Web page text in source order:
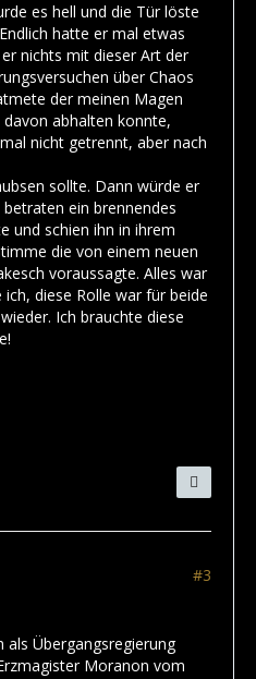
es hell und die Tür löste
hatte er mal etwas
nichts mit dieser Art der
über Chaos
der meinen Magen
abhalten konnte,
nicht getrennt, aber nach
sollte. Dann würde er
ein brennendes
und schien ihn in ihrem
die von einem neuen
voraussagte. Alles war
diese Rolle war für beide
Ich brauchte diese
#3
Übergangsregierung
Moranon vom